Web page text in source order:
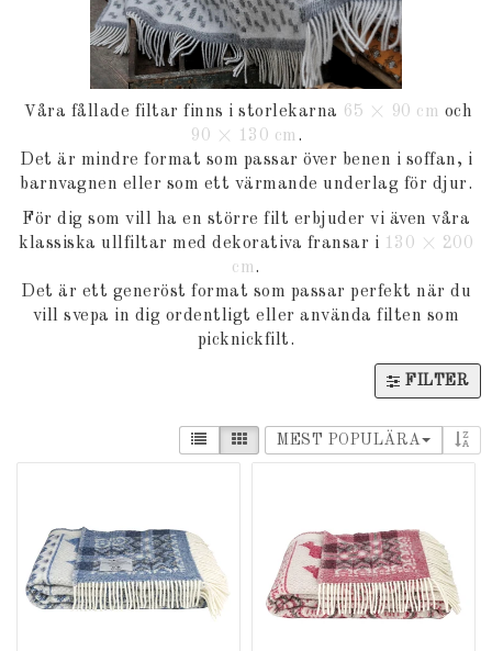
V åra fållade filtar finns i storlekarna 65 × 90 cm och
90 × 130 cm .
Det är mindre format som passar över benen i soffan, i
barnvagnen eller som ett värmande underlag för djur.
För dig som vill ha en större filt erbjuder vi även våra
klassiska ullfiltar med dekorativa fransar i 130 × 200
cm.
Det är ett generöst format som passar perfekt när du
vill svepa in dig ordentligt eller använda filten som
picknickfilt.
FILTER
MEST POPULÄRA